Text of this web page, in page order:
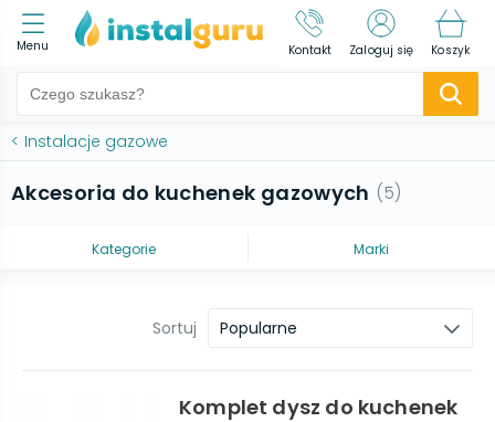
Menu Kontakt Zaloguj się Koszyk
< Instalacje gazowe
Akcesoria do kuchenek gazowych (5)
Kategorie Marki
Sortuj Popularne
Komplet dysz do kuchenek